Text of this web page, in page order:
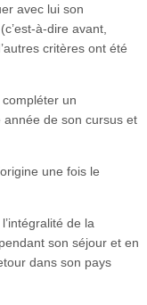
avec lui son
à-dire avant,
critères ont été
un
de son cursus et
une fois le
de la
son séjour et en
dans son pays